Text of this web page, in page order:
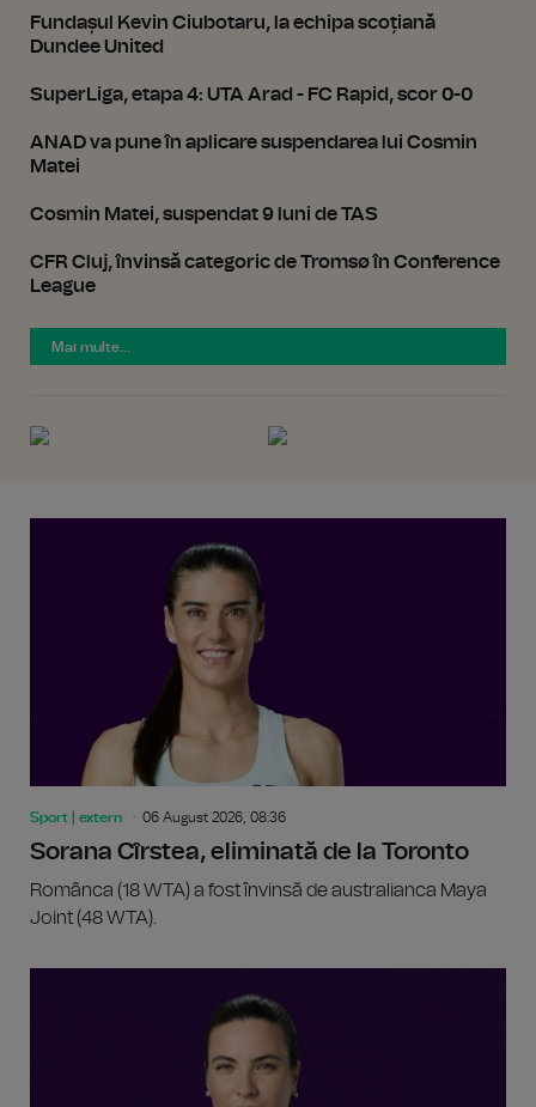
Fundașul Kevin Ciubotaru, la echipa scoțiană
Dundee United
SuperLiga, etapa 4: UTA Arad - FC Rapid, scor 0-0
ANAD va pune în aplicare suspendarea lui Cosmin
Matei
Cosmin Matei, suspendat 9 luni de TAS
CFR Cluj, învinsă categoric de Tromsø în Conference
League
Mai multe...
Sport | extern 06 August 2026, 08:36
Sorana Cîrstea, eliminată de la Toronto
Românca (18 WTA) a fost învinsă de australianca Maya
Joint (48 WTA).